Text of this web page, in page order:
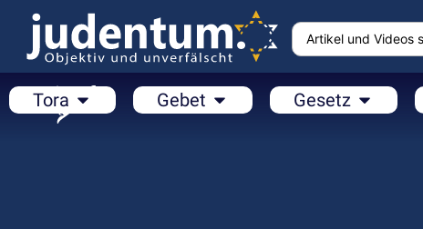
Tora Gebet Gesetz